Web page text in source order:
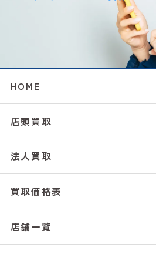
HOME
店頭買取
法人買取
買取価格表
店舗一覧